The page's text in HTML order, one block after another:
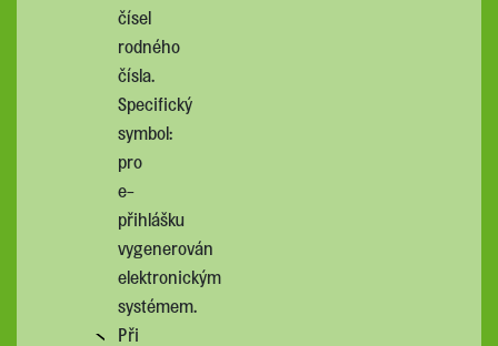
čísel
rodného
čísla.
Specifický
symbol:
pro
e-
přihlášku
vygenerován
elektronickým
systémem.
Při